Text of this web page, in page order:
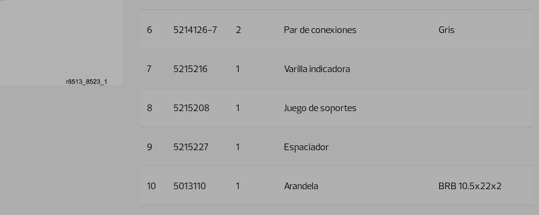
6 5214126-7 2 Par de conexiones Gris
7 5215216 1 Varilla indicadora
8 5215208 1 Juego de soportes
9 5215227 1 Espaciador
10 5013110 1 Arandela BRB 10.5x22x2